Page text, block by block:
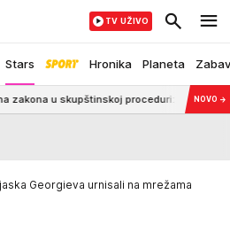
Stars Hronika Planeta
TV UŽIVO
u skupštinskoj proceduri: Menjaju se delovi
NOVO →
Georgieva urnisali na mrežama